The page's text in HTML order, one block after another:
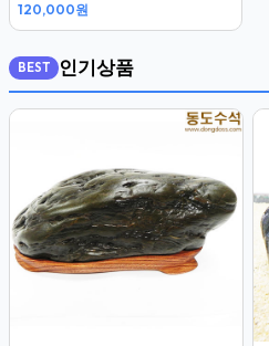
120,000원
BEST 인기상품